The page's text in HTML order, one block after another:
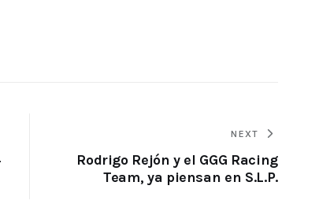
NEXT
Rodrigo Rejón y el GGG Racing
Team, ya piensan en S.L.P.